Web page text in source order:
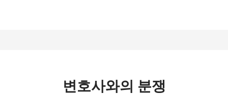
변호사와의 분쟁